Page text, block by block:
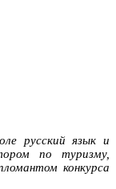
русский язык и
по туризму,
конкурса